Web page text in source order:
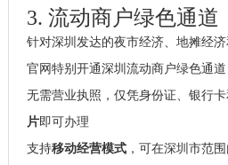
3. 流动商户绿色通道
针对深圳发达的夜市经济、地摊经
官网特别开通深圳流动商户绿色通道
无需营业执照，仅凭身份证、银行卡
片即可办理
支持移动经营模式，可在深圳市范